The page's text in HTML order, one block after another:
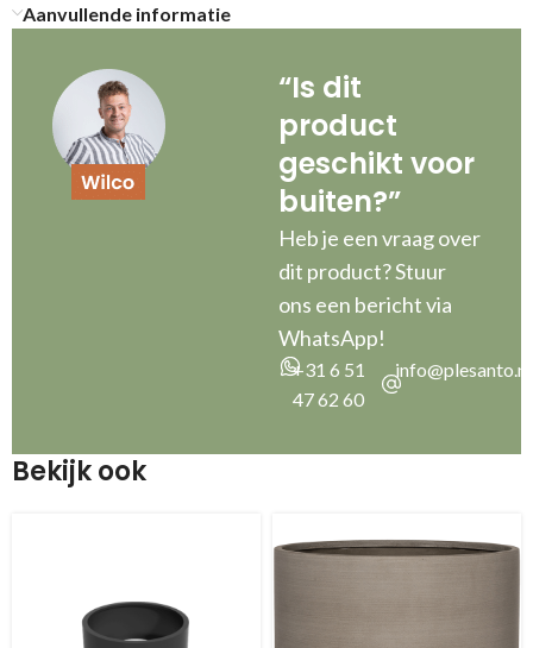
Aanvullende informatie
“Is dit
product
geschikt voor
buiten?”
Heb je een vraag over
dit product? Stuur
ons een bericht via
WhatsApp!
+31 6 51
47 62 60
info@plesanto.nl
Bekijk ook